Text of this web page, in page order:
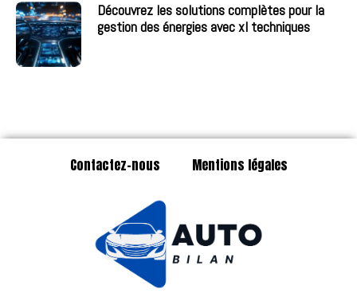
Découvrez les solutions complètes pour la
gestion des énergies avec xl techniques
Contactez-nous Mentions légales